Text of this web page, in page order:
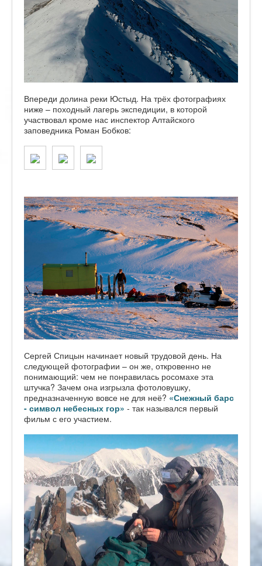
Впереди долина реки Юстыд. На трёх фотографиях
ниже – походный лагерь экспедиции, в которой
участвовал кроме нас инспектор Алтайского
заповедника Роман Бобков:
Сергей Спицын начинает новый трудовой день. На
следующей фотографии – он же, откровенно не
понимающий: чем не понравилась росомахе эта
штучка? Зачем она изгрызла фотоловушку,
предназначенную вовсе не для неё? «Снежный барс
- символ небесных гор» - так назывался первый
фильм с его участием.